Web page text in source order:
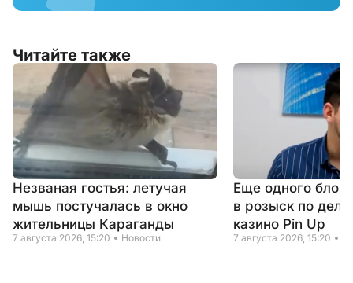
Читайте также
Незваная гостья: летучая
мышь постучалась в окно
жительницы Караганды
7 августа 2026, 15:20 Новости
Еще одного
в розыск по
казино Pin Up
7 августа 2026, 15:20